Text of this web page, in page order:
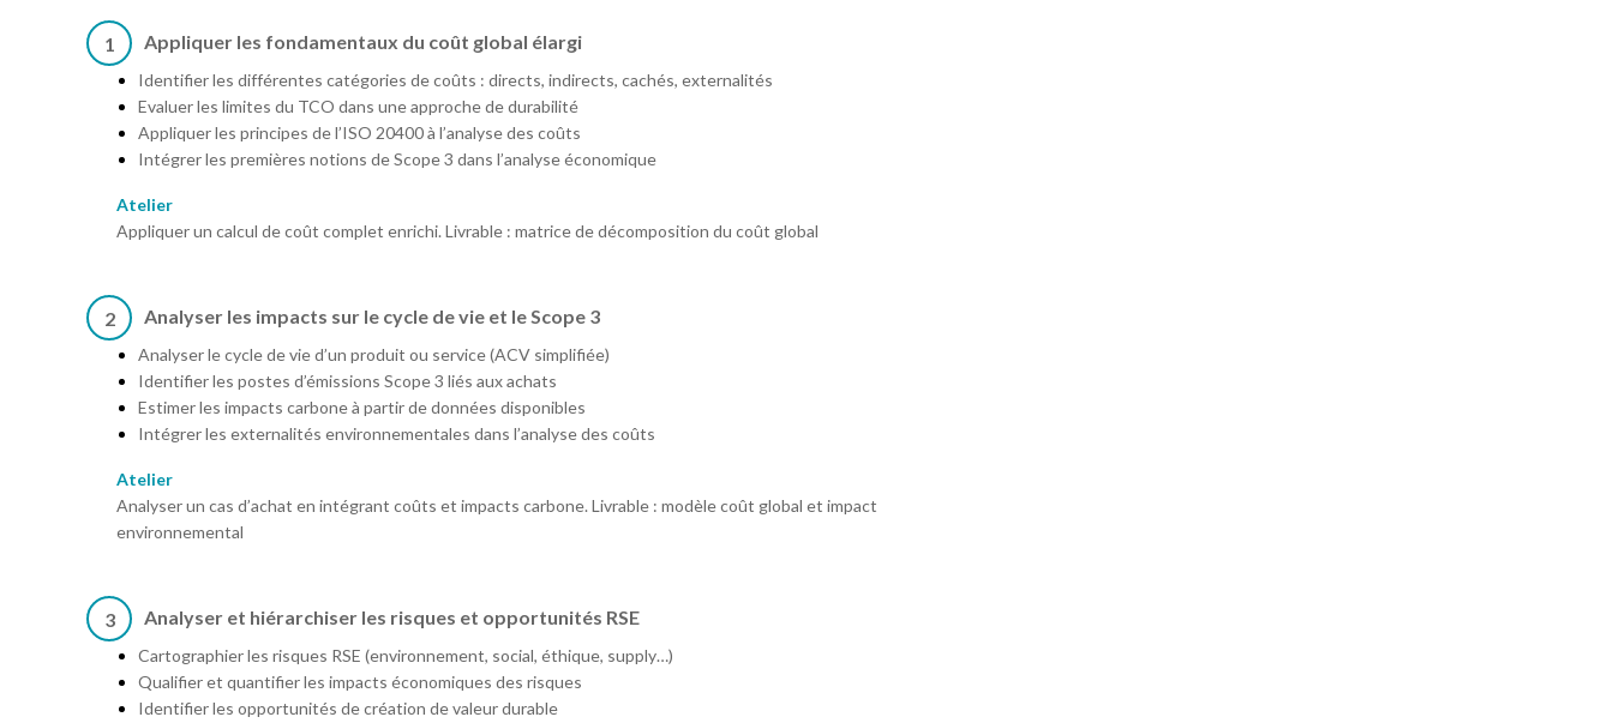
1 Appliquer les fondamentaux du coût global élargi
Identifier les différentes catégories de coûts : directs, indirects, cachés, externalités
Evaluer les limites du TCO dans une approche de durabilité
Appliquer les principes de l’ISO 20400 à l’analyse des coûts
Intégrer les premières notions de Scope 3 dans l’analyse économique
Atelier
Appliquer un calcul de coût complet enrichi. Livrable : matrice de décomposition du coût global
2 Analyser les impacts sur le cycle de vie et le Scope 3
Analyser le cycle de vie d’un produit ou service (ACV simplifiée)
Identifier les postes d’émissions Scope 3 liés aux achats
Estimer les impacts carbone à partir de données disponibles
Intégrer les externalités environnementales dans l’analyse des coûts
Atelier
Analyser un cas d’achat en intégrant coûts et impacts carbone. Livrable : modèle coût global et impact
environnemental
3 Analyser et hiérarchiser les risques et opportunités RSE
Cartographier les risques RSE (environnement, social, éthique, supply…)
Qualifier et quantifier les impacts économiques des risques
Identifier les opportunités de création de valeur durable